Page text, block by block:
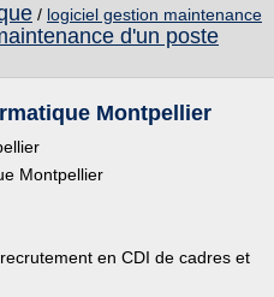
/ logiciel gestion maintenance
d'un poste
Montpellier
Montpellier
en CDI de cadres et